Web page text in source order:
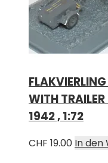
WITH
1942 , 1:72
CHF 19.00 In den